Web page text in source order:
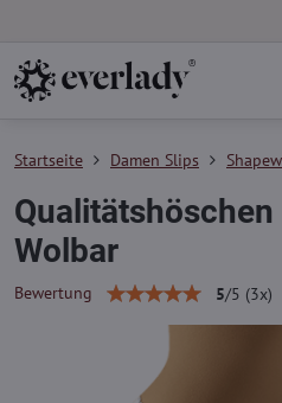
Startseite Damen Slips
Qualitätshöschen
Wolbar
Bewertung 5/5 (3x)